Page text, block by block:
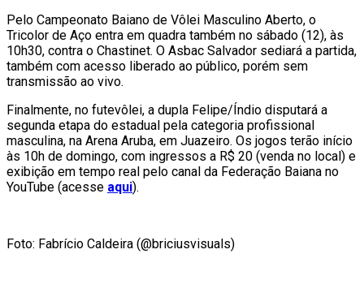
Pelo Campeonato Baiano de Vôlei Masculino Aberto, o
Tricolor de Aço entra em quadra também no sábado (12), às
10h30, contra o Chastinet. O Asbac Salvador sediará a partida,
também com acesso liberado ao público, porém sem
transmissão ao vivo.
Finalmente, no futevôlei, a dupla Felipe/Índio disputará a
segunda etapa do estadual pela categoria profissional
masculina, na Arena Aruba, em Juazeiro. Os jogos terão início
às 10h de domingo, com ingressos a R$ 20 (venda no local) e
exibição em tempo real pelo canal da Federação Baiana no
YouTube (acesse aqui).
Foto: Fabrício Caldeira (@briciusvisuals)